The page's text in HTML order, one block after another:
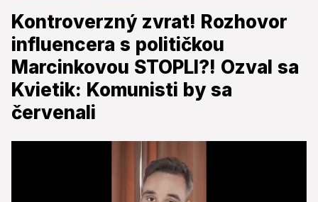
Kontroverzný zvrat! Rozhovor
influencera s političkou
Marcinkovou STOPLI?! Ozval sa
Kvietik: Komunisti by sa
červenali
Kontroverzný zvrat! Rozhovor
influencera s političkou
Marcinkovou STOPLI?! Ozval sa
Kvietik: Komunisti by sa červenali
Medzi známymi tvárami to vrie.